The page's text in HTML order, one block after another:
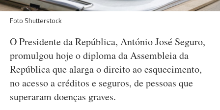
Foto Shutterstock
O Presidente da República, António José Seguro,
promulgou hoje o diploma da Assembleia da
República que alarga o direito ao esquecimento,
no acesso a créditos e seguros, de pessoas que
superaram doenças graves.